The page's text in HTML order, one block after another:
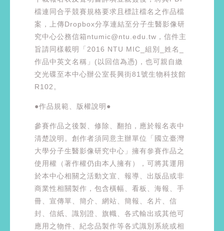
檔連同合乎競賽規格要求且標註檔名之作品檔
案，上傳Dropbox分享連結至分子生醫影像研
究中心公務信箱ntumic@ntu.edu.tw，信件主
旨請同樣載明「2016 NTU MIC_組別_姓名_
作品中英文名稱」(以回信為憑)，也可親自繳
交光碟至本中心辦公室長興街81號生物科技館
R102。
●作品規範、版權說明●
參賽作品之後製、修除、翻拍，應於報名表中
清楚說明。創作者須同意主辦單位「國立臺灣
大學分子生醫影像研究中心」擁有參賽作品之
使用權（著作權仍由本人擁有），可將其運用
於本中心相關之活動文宣、報導、出版品或非
商業性相關製作，包含橫幅、看板、海報、手
冊、宣傳單、簡介、網站、簡報、名片、信
封、信紙、識別證、旗幟、各式輸出或其他可
應用之物件、紀念品製作等各式識別系統或相